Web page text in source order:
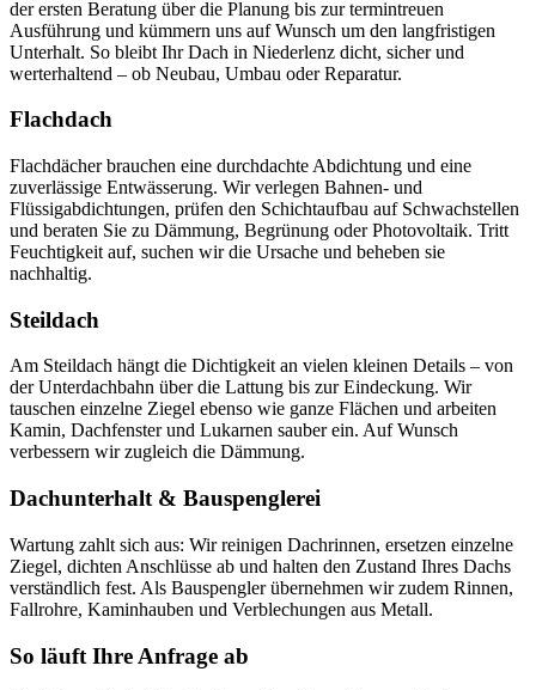
der ersten Beratung über die Planung bis zur termintreuen
Ausführung und kümmern uns auf Wunsch um den langfristigen
Unterhalt. So bleibt Ihr Dach in Niederlenz dicht, sicher und
werterhaltend – ob Neubau, Umbau oder Reparatur.
Flachdach
Flachdächer brauchen eine durchdachte Abdichtung und eine
zuverlässige Entwässerung. Wir verlegen Bahnen- und
Flüssigabdichtungen, prüfen den Schichtaufbau auf Schwachstellen
und beraten Sie zu Dämmung, Begrünung oder Photovoltaik. Tritt
Feuchtigkeit auf, suchen wir die Ursache und beheben sie
nachhaltig.
Steildach
Am Steildach hängt die Dichtigkeit an vielen kleinen Details – von
der Unterdachbahn über die Lattung bis zur Eindeckung. Wir
tauschen einzelne Ziegel ebenso wie ganze Flächen und arbeiten
Kamin, Dachfenster und Lukarnen sauber ein. Auf Wunsch
verbessern wir zugleich die Dämmung.
Dachunterhalt & Bauspenglerei
Wartung zahlt sich aus: Wir reinigen Dachrinnen, ersetzen einzelne
Ziegel, dichten Anschlüsse ab und halten den Zustand Ihres Dachs
verständlich fest. Als Bauspengler übernehmen wir zudem Rinnen,
Fallrohre, Kaminhauben und Verblechungen aus Metall.
So läuft Ihre Anfrage ab